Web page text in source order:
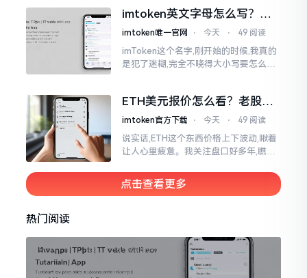
就得去寻觅电脑端的入口。
imtoken英文字母怎么写？正
确拼写看这里
imtoken唯一官网 ⋅ 今天 ⋅ 49 阅读
imToken这个名字,刚开始的时候,我真的
是犯了迷糊,完全不晓得大小写要怎么去
ETH美元报价怎么看？老股民
手把手教你盯盘
imtoken官方下载 ⋅ 今天 ⋅ 49 阅读
说实话,ETH这个东西价格上下波动,瞅着
让人心里疲惫。我关注盘口好多年,瞧见
非价格自身,而是你怎样去看待、如何做
判断。
点击查看更多
热门阅读